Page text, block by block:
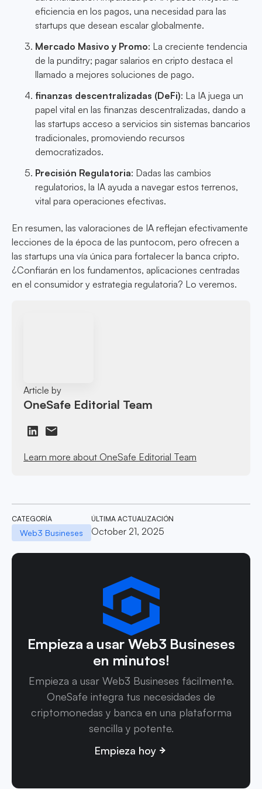
eficiencia en los pagos, una necesidad para las
startups que desean escalar globalmente.
Mercado Masivo y Promo: La creciente tendencia
de la punditry; pagar salarios en cripto destaca el
llamado a mejores soluciones de pago.
finanzas descentralizadas (DeFi): La IA juega un
papel vital en las finanzas descentralizadas, dando a
las startups acceso a servicios sin sistemas bancarios
tradicionales, promoviendo recursos
democratizados.
Precisión Regulatoria: Dadas las cambios
regulatorios, la IA ayuda a navegar estos terrenos,
vital para operaciones efectivas.
En resumen, las valoraciones de IA reflejan efectivamente
lecciones de la época de las puntocom, pero ofrecen a
las startups una vía única para fortalecer la banca cripto.
¿Confiarán en los fundamentos, aplicaciones centradas
en el consumidor y estrategia regulatoria? Lo veremos.
Article by
OneSafe Editorial Team
Learn more about OneSafe Editorial Team
CATEGORÍA
Web3 Busineses
ÚLTIMA ACTUALIZACIÓN
October 21, 2025
Empieza a usar Web3 Busineses
en minutos!
Empieza a usar Web3 Busineses fácilmente.
OneSafe integra tus necesidades de
criptomonedas y banca en una plataforma
sencilla y potente.
Empieza hoy